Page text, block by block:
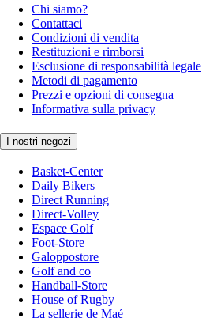
Chi siamo?
Contattaci
Condizioni di vendita
Restituzioni e rimborsi
Esclusione di responsabilità legale
Metodi di pagamento
Prezzi e opzioni di consegna
Informativa sulla privacy
I nostri negozi
Basket-Center
Daily Bikers
Direct Running
Direct-Volley
Espace Golf
Foot-Store
Galoppostore
Golf and co
Handball-Store
House of Rugby
La sellerie de Maé